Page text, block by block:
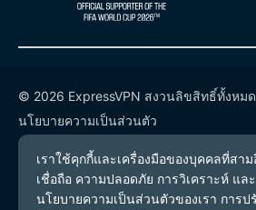
© 2026 ExpressVPN สงวนลิขสิทธิ์ทั้งหมด
นโยบายความเป็นส่วนตัว
เงื่อนไขการให้บริการ
การตั้งค่าคุกกี้